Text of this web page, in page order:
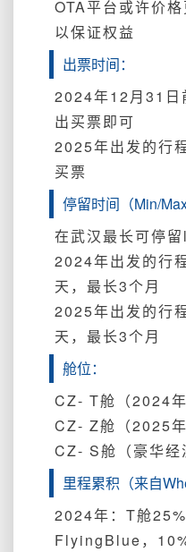
OTA平台或许价
以保证权益
出票时间：
2024年12月31日
出买票即可
2025年出发的行
买票
停留时间（Min/Max
在武汉最长可停
2024年出发的行
天，最长3个月
2025年出发的行
天，最长3个月
舱位：
CZ- T舱（2024年
CZ- Z舱（2025年
CZ- S舱（豪华经
里程累积（来自
2024年：T舱
FlyingBlue，